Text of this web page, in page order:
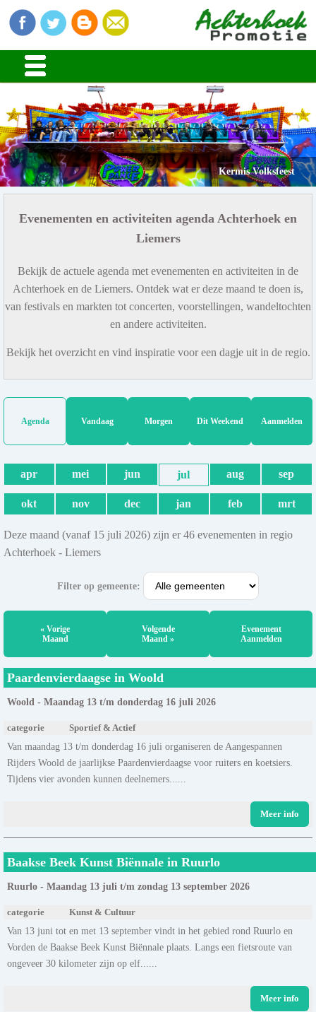
Kermis Volksfeest
Evenementen en activiteiten agenda Achterhoek en
Liemers
Bekijk de actuele agenda met evenementen en activiteiten in de
Achterhoek en de Liemers. Ontdek wat er deze maand te doen is,
van festivals en markten tot concerten, voorstellingen, wandeltochten
en andere activiteiten.
Bekijk het overzicht en vind inspiratie voor een dagje uit in de regio.
Agenda Vandaag Morgen Dit Weekend Aanmelden
apr mei jun jul aug sep
okt nov dec jan feb mrt
Deze maand (vanaf 15 juli 2026) zijn er 46 evenementen in regio
Achterhoek - Liemers
Filter op gemeente:
« Vorige
Maand
Volgende
Maand »
Evenement
Aanmelden
Paardenvierdaagse in Woold
Woold - Maandag 13 t/m donderdag 16 juli 2026
categorie Sportief & Actief
Van maandag 13 t/m donderdag 16 juli organiseren de Aangespannen
Rijders Woold de jaarlijkse Paardenvierdaagse voor ruiters en koetsiers.
Tijdens vier avonden kunnen deelnemers......
Meer info
Baakse Beek Kunst Biënnale in Ruurlo
Ruurlo - Maandag 13 juli t/m zondag 13 september 2026
categorie Kunst & Cultuur
Van 13 juni tot en met 13 september vindt in het gebied rond Ruurlo en
Vorden de Baakse Beek Kunst Biënnale plaats. Langs een fietsroute van
ongeveer 30 kilometer zijn op elf......
Meer info